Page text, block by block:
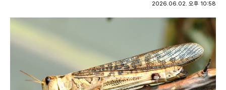
2026.06.02. 오후 10:58